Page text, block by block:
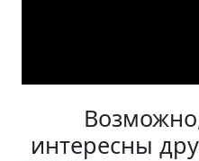
интересны